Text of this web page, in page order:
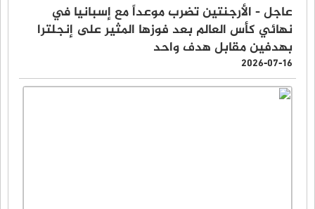
عاجل - الأرجنتين تضرب موعداً مع إسبانيا في
نهائي كأس العالم بعد فوزها المثير على إنجلترا
بهدفين مقابل هدف واحد
2026-07-16